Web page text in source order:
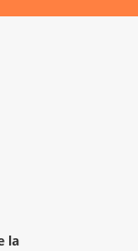
la